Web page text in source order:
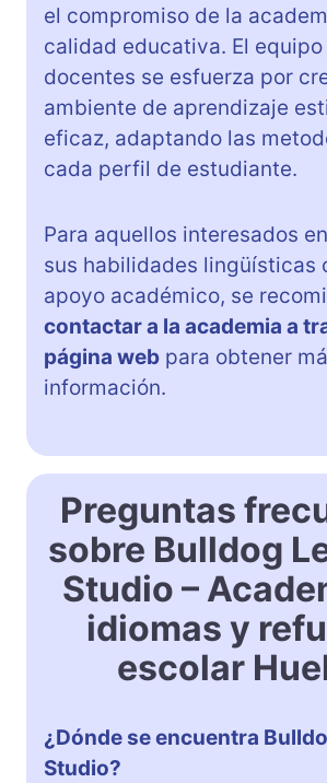
el compromiso de la
calidad educativa. El equipo
docentes se esfuerza por
ambiente de aprendizaje
eficaz, adaptando las
cada perfil de estudiante.
Para aquellos interesados
sus habilidades lingüísticas
apoyo académico, se
contactar a la academia a
página web para obtener
información.
Preguntas
sobre Bulldog
Studio –
idiomas y
escolar
¿Dónde se encuentra
Studio?